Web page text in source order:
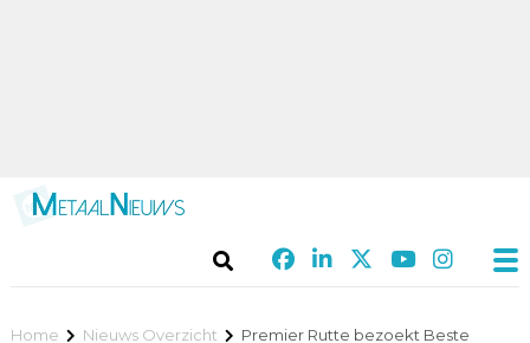
Home Nieuws Overzicht
Premier Rutte bezoekt Beste